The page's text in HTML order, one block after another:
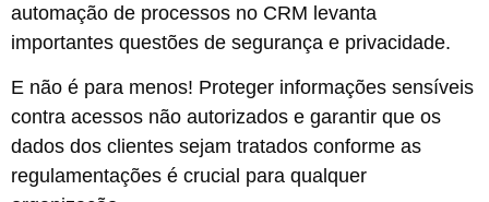
automação de processos no CRM levanta
importantes questões de segurança e privacidade.
E não é para menos! Proteger informações sensíveis
contra acessos não autorizados e garantir que os
dados dos clientes sejam tratados conforme as
regulamentações é crucial para qualquer